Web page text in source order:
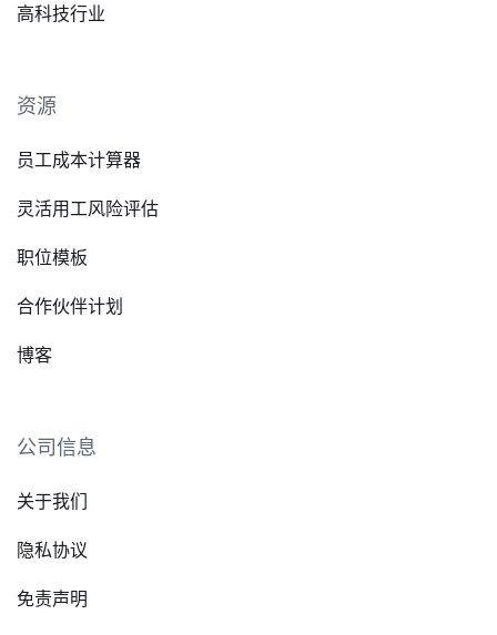
高科技行业
资源
员工成本计算器
灵活用工风险评估
职位模板
合作伙伴计划
博客
公司信息
关于我们
隐私协议
免责声明